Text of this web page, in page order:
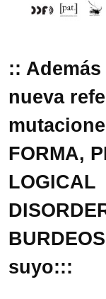
::
nueva
FORMA,
LOGICAL
suyo:::